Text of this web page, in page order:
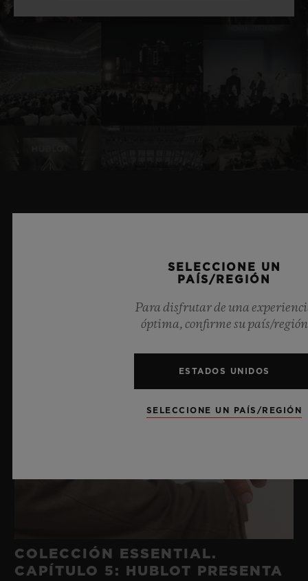
COLECCIÓN ESSENTIAL.
CAPÍTULO 5: HUBLOT PRESENTA
SELECCIONE UN
PAÍS/REGIÓN
Para disfrutar de una
óptima, confirme su país/región
ESTADOS UNIDOS
SELECCIONE UN PAÍS/REGIÓN